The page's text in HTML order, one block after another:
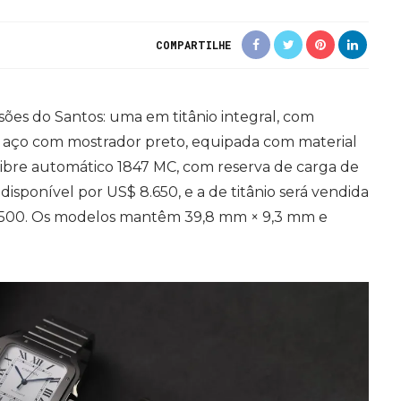
COMPARTILHE
do Santos: uma em titânio integral, com
com mostrador preto, equipada com material
automático 1847 MC, com reserva de carga de
por US$ 8.650, e a de titânio será vendida
Os modelos mantêm 39,8 mm × 9,3 mm e